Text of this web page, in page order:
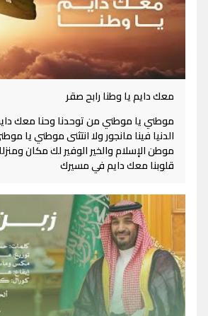
معك دايم يا وطنا رابح صقر
موطني يا موطني من توحدنا وحنا معك
الدنيا فينا مانجور ولا انتثنى موطني يا
موطن الإسلام والخير الوفير لك مكان
قلوبنا معك دايم في مسيرك